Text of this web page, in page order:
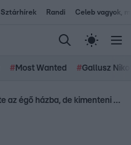
Sztárhírek Randi Celeb vagyok,
# Most Wanted #Gallusz
Barátja ment be érte az égő házba, de kimenteni már nem tudta